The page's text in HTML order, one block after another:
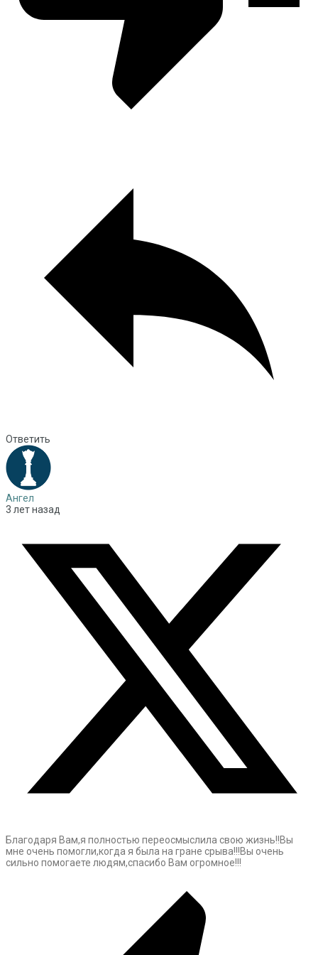
Ответить
Ангел
3 лет назад
Благодаря Вам,я полностью переосмыслила свою жизнь!!Вы
мне очень помогли,когда я была на гране срыва!!!Вы очень
сильно помогаете людям,спасибо Вам огромное!!!